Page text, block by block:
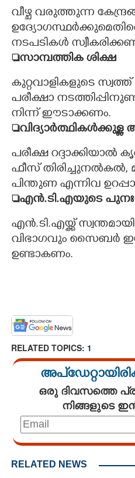
വീഴ്ച വരുത്തുന്ന
നടപടികൾ
​സാമ്പത്തിക ശിക്ഷ
കുറ്റവാളികളുടെ
പരീക്ഷാ
നിന്ന് ഈടാക്കണം.
പരീക്ഷ റദ്ദാക്കിയാൽ
ഫീസ് തിരിച്ചുനൽകൽ,
പിന്തുണ എന്നിവ
​എൻ.ടി.എയുടെ
എൻ.ടി.എയ്ക്ക്
വിഭാഗവും സൈബർ
ഉണ്ടാകണം.
RELATED TOPICS: 1
ഒരു ദിവസത്തെ
നിങ്ങളുടെ
RELATED NEWS